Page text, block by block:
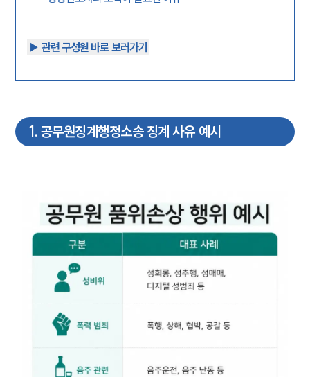
▶︎ 관련 구성원 바로 보러가기
1. 공무원징계행정소송 징계 사유 예시